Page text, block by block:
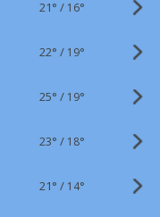
21° / 16°
22° / 19°
25° / 19°
23° / 18°
21° / 14°